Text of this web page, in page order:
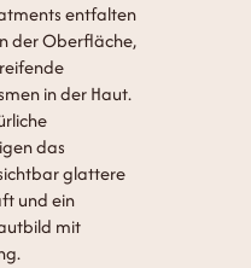
entfalten
der Oberfläche,
in der Haut.
das
glattere
und ein
mit